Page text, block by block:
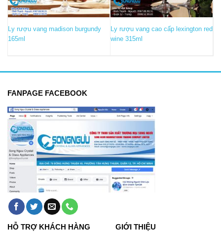
Ly rượu vang madison burgundy
165ml
Ly rượu vang cao cấp lexington red
wine 315ml
FANPAGE FACEBOOK
HỖ TRỢ KHÁCH HÀNG GIỚI THIỆU